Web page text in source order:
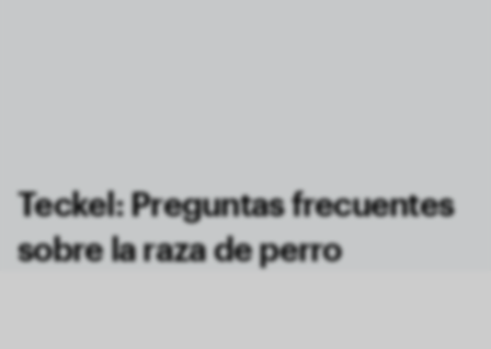
Teckel: Preguntas frecuentes
sobre la raza de perro